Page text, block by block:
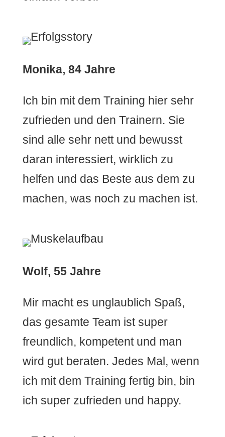
Monika, 84 Jahre
Ich bin mit dem Training hier sehr
zufrieden und den Trainern. Sie
sind alle sehr nett und bewusst
daran interessiert, wirklich zu
helfen und das Beste aus dem zu
machen, was noch zu machen ist.
Wolf, 55 Jahre
Mir macht es unglaublich Spaß,
das gesamte Team ist super
freundlich, kompetent und man
wird gut beraten. Jedes Mal, wenn
ich mit dem Training fertig bin, bin
ich super zufrieden und happy.